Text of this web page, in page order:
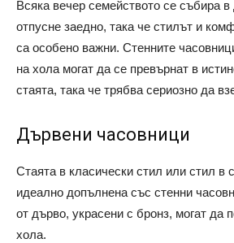
Всяка вечер семейството се събира
отпусне заедно, така че стилът и
са особено важни. Стенните
на хола могат да се превърнат в
стаята, така че трябва сериозно да
Дървени часовници
Стаята в класически стил или стил в
идеално допълнена със стенни
от дърво, украсени с бронз, могат да
хола.